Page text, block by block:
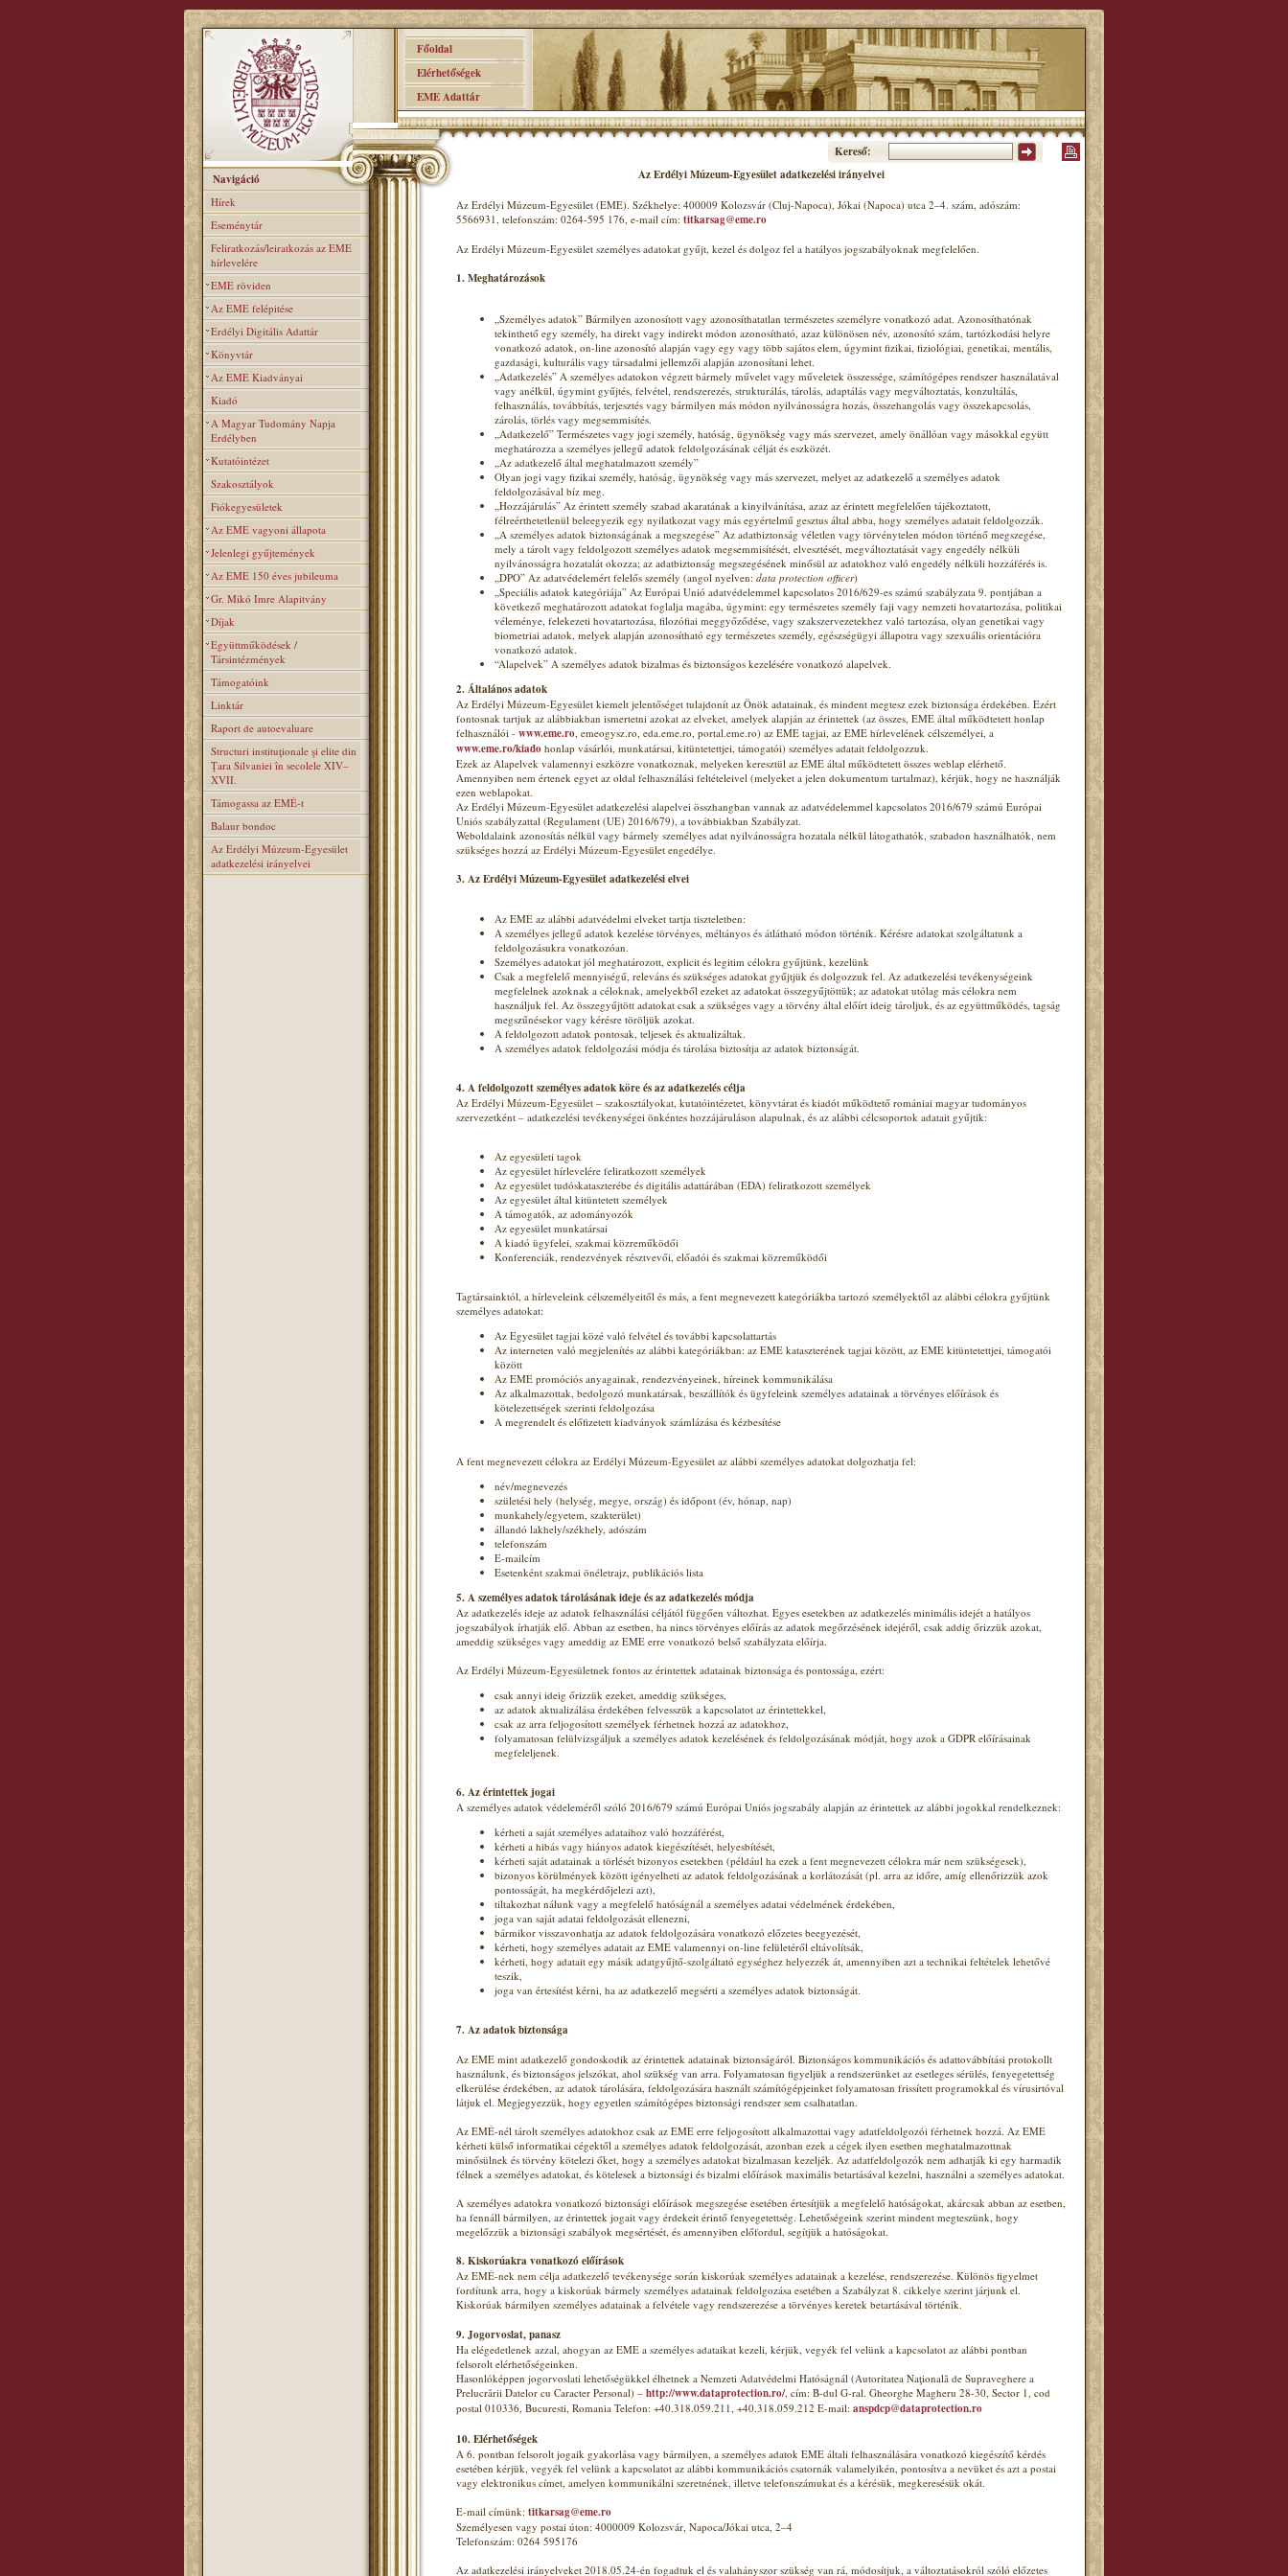
Főoldal
Elérhetőségek
EME Adattár
Kereső:
Navigáció
Hírek
Eseménytár
Feliratkozás/leiratkozás az EME
hírlevelére
EME röviden
Az EME felépitése
Erdélyi Digitális Adattár
Könyvtár
Az EME Kiadványai
Kiadó
A Magyar Tudomány Napja
Erdélyben
Kutatóintézet
Szakosztályok
Fiókegyesületek
Az EME vagyoni állapota
Jelenlegi gyűjtemények
Az EME 150 éves jubileuma
Gr. Mikó Imre Alapitvány
Díjak
Együttműködések /
Társintézmények
Támogatóink
Linktár
Raport de autoevaluare
Structuri instituţionale şi elite din
Ţara Silvaniei în secolele XIV–
XVII.
Támogassa az EMÉ-t
Balaur bondoc
Az Erdélyi Múzeum-Egyesület
adatkezelési irányelvei
Az Erdélyi Múzeum-Egyesület adatkezelési irányelvei
Az Erdélyi Múzeum-Egyesület (EME). Székhelye: 400009 Kolozsvár (Cluj-Napoca), Jókai (Napoca) utca 2–4. szám, adószám:
5566931, telefonszám: 0264-595 176, e-mail cím: titkarsag@eme.ro
Az Erdélyi Múzeum-Egyesület személyes adatokat gyűjt, kezel és dolgoz fel a hatályos jogszabályoknak megfelelően.
1. Meghatározások
„Személyes adatok” Bármilyen azonosított vagy azonosíthatatlan természetes személyre vonatkozó adat. Azonosíthatónak
tekinthető egy személy, ha direkt vagy indirekt módon azonosítható, azaz különösen név, azonosító szám, tartózkodási helyre
vonatkozó adatok, on-line azonosító alapján vagy egy vagy több sajátos elem, úgymint fizikai, fiziológiai, genetikai, mentális,
gazdasági, kulturális vagy társadalmi jellemzői alapján azonosítani lehet.
„Adatkezelés” A személyes adatokon végzett bármely művelet vagy műveletek összessége, számítógépes rendszer használatával
vagy anélkül, úgymint gyűjtés, felvétel, rendszerezés, strukturálás, tárolás, adaptálás vagy megváltoztatás, konzultálás,
felhasználás, továbbítás, terjesztés vagy bármilyen más módon nyilvánosságra hozás, összehangolás vagy összekapcsolás,
zárolás, törlés vagy megsemmisítés.
„Adatkezelő” Természetes vagy jogi személy, hatóság, ügynökség vagy más szervezet, amely önállóan vagy másokkal együtt
meghatározza a személyes jellegű adatok feldolgozásának célját és eszközét.
„Az adatkezelő által meghatalmazott személy”
Olyan jogi vagy fizikai személy, hatóság, ügynökség vagy más szervezet, melyet az adatkezelő a személyes adatok
feldolgozásával bíz meg.
„Hozzájárulás” Az érintett személy szabad akaratának a kinyilvánítása, azaz az érintett megfelelően tájékoztatott,
félreérthetetlenül beleegyezik egy nyilatkozat vagy más egyértelmű gesztus által abba, hogy személyes adatait feldolgozzák.
„A személyes adatok biztonságának a megszegése” Az adatbiztonság véletlen vagy törvénytelen módon történő megszegése,
mely a tárolt vagy feldolgozott személyes adatok megsemmisítését, elvesztését, megváltoztatását vagy engedély nélküli
nyilvánosságra hozatalát okozza; az adatbiztonság megszegésének minősül az adatokhoz való engedély nélküli hozzáférés is.
„DPO” Az adatvédelemért felelős személy (angol nyelven: data protection officer)
„Speciális adatok kategóriája” Az Európai Unió adatvédelemmel kapcsolatos 2016/629-es számú szabályzata 9. pontjában a
következő meghatározott adatokat foglalja magába, úgymint: egy természetes személy faji vagy nemzeti hovatartozása, politikai
véleménye, felekezeti hovatartozása, filozófiai meggyőződése, vagy szakszervezetekhez való tartozása, olyan genetikai vagy
biometriai adatok, melyek alapján azonosítható egy természetes személy, egészségügyi állapotra vagy szexuális orientációra
vonatkozó adatok.
“Alapelvek” A személyes adatok bizalmas és biztonságos kezelésére vonatkozó alapelvek.
2. Általános adatok
Az Erdélyi Múzeum-Egyesület kiemelt jelentőséget tulajdonít az Önök adatainak, és mindent megtesz ezek biztonsága érdekében. Ezért
fontosnak tartjuk az alábbiakban ismertetni azokat az elveket, amelyek alapján az érintettek (az összes, EME által működtetett honlap
felhasználói - www.eme.ro, emeogysz.ro, eda.eme.ro, portal.eme.ro) az EME tagjai, az EME hírlevelének célszemélyei, a
www.eme.ro/kiado honlap vásárlói, munkatársai, kitüntetettjei, támogatói) személyes adatait feldolgozzuk.
Ezek az Alapelvek valamennyi eszközre vonatkoznak, melyeken keresztül az EME által működtetett összes weblap elérhető.
Amennyiben nem értenek egyet az oldal felhasználási feltételeivel (melyeket a jelen dokumentum tartalmaz), kérjük, hogy ne használják
ezen weblapokat.
Az Erdélyi Múzeum-Egyesület adatkezelési alapelvei összhangban vannak az adatvédelemmel kapcsolatos 2016/679 számú Európai
Uniós szabályzattal (Regulament (UE) 2016/679), a továbbiakban Szabályzat.
Weboldalaink azonosítás nélkül vagy bármely személyes adat nyilvánosságra hozatala nélkül látogathatók, szabadon használhatók, nem
szükséges hozzá az Erdélyi Múzeum-Egyesület engedélye.
3. Az Erdélyi Múzeum-Egyesület adatkezelési elvei
Az EME az alábbi adatvédelmi elveket tartja tiszteletben:
A személyes jellegű adatok kezelése törvényes, méltányos és átlátható módon történik. Kérésre adatokat szolgáltatunk a
feldolgozásukra vonatkozóan.
Személyes adatokat jól meghatározott, explicit és legitim célokra gyűjtünk, kezelünk
Csak a megfelelő mennyiségű, releváns és szükséges adatokat gyűjtjük és dolgozzuk fel. Az adatkezelési tevékenységeink
megfelelnek azoknak a céloknak, amelyekből ezeket az adatokat összegyűjtöttük; az adatokat utólag más célokra nem
használjuk fel. Az összegyűjtött adatokat csak a szükséges vagy a törvény által előírt ideig tároljuk, és az együttműködés, tagság
megszűnésekor vagy kérésre töröljük azokat.
A feldolgozott adatok pontosak, teljesek és aktualizáltak.
A személyes adatok feldolgozási módja és tárolása biztosítja az adatok biztonságát.
4.A feldolgozott személyes adatok köre és az adatkezelés célja
Az Erdélyi Múzeum-Egyesület – szakosztályokat, kutatóintézetet, könyvtárat és kiadót működtető romániai magyar tudományos
szervezetként – adatkezelési tevékenységei önkéntes hozzájáruláson alapulnak, és az alábbi célcsoportok adatait gyűjtik:
Az egyesületi tagok
Az egyesület hírlevelére feliratkozott személyek
Az egyesület tudóskataszterébe és digitális adattárában (EDA) feliratkozott személyek
Az egyesület által kitüntetett személyek
A támogatók, az adományozók
Az egyesület munkatársai
A kiadó ügyfelei, szakmai közreműködői
Konferenciák, rendezvények résztvevői, előadói és szakmai közreműködői
Tagtársainktól, a hírleveleink célszemélyeitől és más, a fent megnevezett kategóriákba tartozó személyektől az alábbi célokra gyűjtünk
személyes adatokat:
Az Egyesület tagjai közé való felvétel és további kapcsolattartás
Az interneten való megjelenítés az alábbi kategóriákban: az EME kataszterének tagjai között, az EME kitüntetettjei, támogatói
között
Az EME promóciós anyagainak, rendezvényeinek, híreinek kommunikálása
Az alkalmazottak, bedolgozó munkatársak, beszállítók és ügyfeleink személyes adatainak a törvényes előírások és
kötelezettségek szerinti feldolgozása
A megrendelt és előfizetett kiadványok számlázása és kézbesítése
A fent megnevezett célokra az Erdélyi Múzeum-Egyesület az alábbi személyes adatokat dolgozhatja fel:
név/megnevezés
születési hely (helység, megye, ország) és időpont (év, hónap, nap)
munkahely/egyetem, szakterület)
állandó lakhely/székhely, adószám
telefonszám
E-mailcím
Esetenként szakmai önéletrajz, publikációs lista
5. A személyes adatok tárolásának ideje és az adatkezelés módja
Az adatkezelés ideje az adatok felhasználási céljától függően változhat. Egyes esetekben az adatkezelés minimális idejét a hatályos
jogszabályok írhatják elő. Abban az esetben, ha nincs törvényes előírás az adatok megőrzésének idejéről, csak addig őrizzük azokat,
ameddig szükséges vagy ameddig az EME erre vonatkozó belső szabályzata előírja.
Az Erdélyi Múzeum-Egyesületnek fontos az érintettek adatainak biztonsága és pontossága, ezért:
csak annyi ideig őrizzük ezeket, ameddig szükséges,
az adatok aktualizálása érdekében felvesszük a kapcsolatot az érintettekkel,
csak az arra feljogosított személyek férhetnek hozzá az adatokhoz,
folyamatosan felülvizsgáljuk a személyes adatok kezelésének és feldolgozásának módját, hogy azok a GDPR előírásainak
megfeleljenek.
6. Az érintettek jogai
A személyes adatok védeleméről szóló 2016/679 számú Európai Uniós jogszabály alapján az érintettek az alábbi jogokkal rendelkeznek:
kérheti a saját személyes adataihoz való hozzáférést,
kérheti a hibás vagy hiányos adatok kiegészítését, helyesbítését,
kérheti saját adatainak a törlését bizonyos esetekben (például ha ezek a fent megnevezett célokra már nem szükségesek),
bizonyos körülmények között igényelheti az adatok feldolgozásának a korlátozását (pl. arra az időre, amíg ellenőrizzük azok
pontosságát, ha megkérdőjelezi azt),
tiltakozhat nálunk vagy a megfelelő hatóságnál a személyes adatai védelmének érdekében,
joga van saját adatai feldolgozását ellenezni,
bármikor visszavonhatja az adatok feldolgozására vonatkozó előzetes beegyezését,
kérheti, hogy személyes adatait az EME valamennyi on-line felületéről eltávolítsák,
kérheti, hogy adatait egy másik adatgyűjtő-szolgáltató egységhez helyezzék át, amennyiben azt a technikai feltételek lehetővé
teszik,
joga van értesítést kérni, ha az adatkezelő megsérti a személyes adatok biztonságát.
7. Az adatok biztonsága
Az EME mint adatkezelő gondoskodik az érintettek adatainak biztonságáról. Biztonságos kommunikációs és adattovábbítási protokollt
használunk, és biztonságos jelszókat, ahol szükség van arra. Folyamatosan figyeljük a rendszerünket az esetleges sérülés, fenyegetettség
elkerülése érdekében, az adatok tárolására, feldolgozására használt számítógépjeinket folyamatosan frissített programokkal és vírusirtóval
látjuk el. Megjegyezzük, hogy egyetlen számítógépes biztonsági rendszer sem csalhatatlan.
Az EMÉ-nél tárolt személyes adatokhoz csak az EME erre feljogosított alkalmazottai vagy adatfeldolgozói férhetnek hozzá. Az EME
kérheti külső informatikai cégektől a személyes adatok feldolgozását, azonban ezek a cégek ilyen esetben meghatalmazottnak
minősülnek és törvény kötelezi őket, hogy a személyes adatokat bizalmasan kezeljék. Az adatfeldolgozók nem adhatják ki egy harmadik
félnek a személyes adatokat, és kötelesek a biztonsági és bizalmi előírások maximális betartásával kezelni, használni a személyes adatokat.
A személyes adatokra vonatkozó biztonsági előírások megszegése esetében értesítjük a megfelelő hatóságokat, akárcsak abban az esetben,
ha fennáll bármilyen, az érintettek jogait vagy érdekeit érintő fenyegetettség. Lehetőségeink szerint mindent megteszünk, hogy
megelőzzük a biztonsági szabályok megsértését, és amennyiben előfordul, segítjük a hatóságokat.
8. Kiskorúakra vonatkozó előírások
Az EMÉ-nek nem célja adatkezelő tevékenysége során kiskorúak személyes adatainak a kezelése, rendszerezése. Különös figyelmet
fordítunk arra, hogy a kiskorúak bármely személyes adatainak feldolgozása esetében a Szabályzat 8. cikkelye szerint járjunk el.
Kiskorúak bármilyen személyes adatainak a felvétele vagy rendszerezése a törvényes keretek betartásával történik.
9. Jogorvoslat, panasz
Ha elégedetlenek azzal, ahogyan az EME a személyes adataikat kezeli, kérjük, vegyék fel velünk a kapcsolatot az alábbi pontban
felsorolt elérhetőségeinken.
Hasonlóképpen jogorvoslati lehetőségükkel élhetnek a Nemzeti Adatvédelmi Hatóságnál (Autoritatea Naţională de Supraveghere a
Prelucrării Datelor cu Caracter Personal) – http://www.dataprotection.ro/, cím: B-dul G-ral. Gheorghe Magheru 28-30, Sector 1, cod
postal 010336, Bucuresti, Romania Telefon: +40.318.059.211, +40.318.059.212 E-mail: anspdcp@dataprotection.ro
10. Elérhetőségek
A 6. pontban felsorolt jogaik gyakorlása vagy bármilyen, a személyes adatok EME általi felhasználására vonatkozó kiegészítő kérdés
esetében kérjük, vegyék fel velünk a kapcsolatot az alábbi kommunikációs csatornák valamelyikén, pontosítva a nevüket és azt a postai
vagy elektronikus címet, amelyen kommunikálni szeretnének, illetve telefonszámukat és a kérésük, megkeresésük okát.
E-mail címünk: titkarsag@eme.ro
Személyesen vagy postai úton: 4000009 Kolozsvár, Napoca/Jókai utca, 2–4
Telefonszám: 0264 595176
Az adatkezelési irányelveket 2018.05.24-én fogadtuk el és valahányszor szükség van rá, módosítjuk, a változtatásokról szóló előzetes